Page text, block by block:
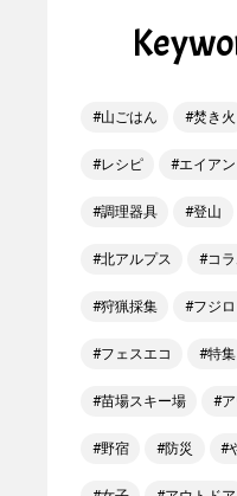
山ごはん 焚き火
レシピ エイア
調理器具 登山
北アルプス コ
狩猟採集 フジ
フェスエコ 特集
苗場スキー場
野宿 防災